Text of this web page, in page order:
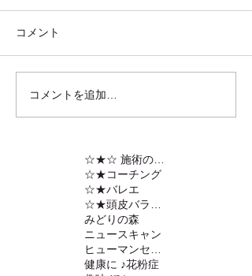
コメント
コメントを追加…
☆★☆ 施術の内容
☆★コーチング
☆★バレエ
☆★頭皮バランスの調整
みどりの森
ニュースキャン
ヒューマンセンサー
健康に ♪花粉症